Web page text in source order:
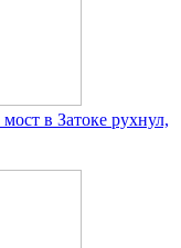
в Затоке рухнул,